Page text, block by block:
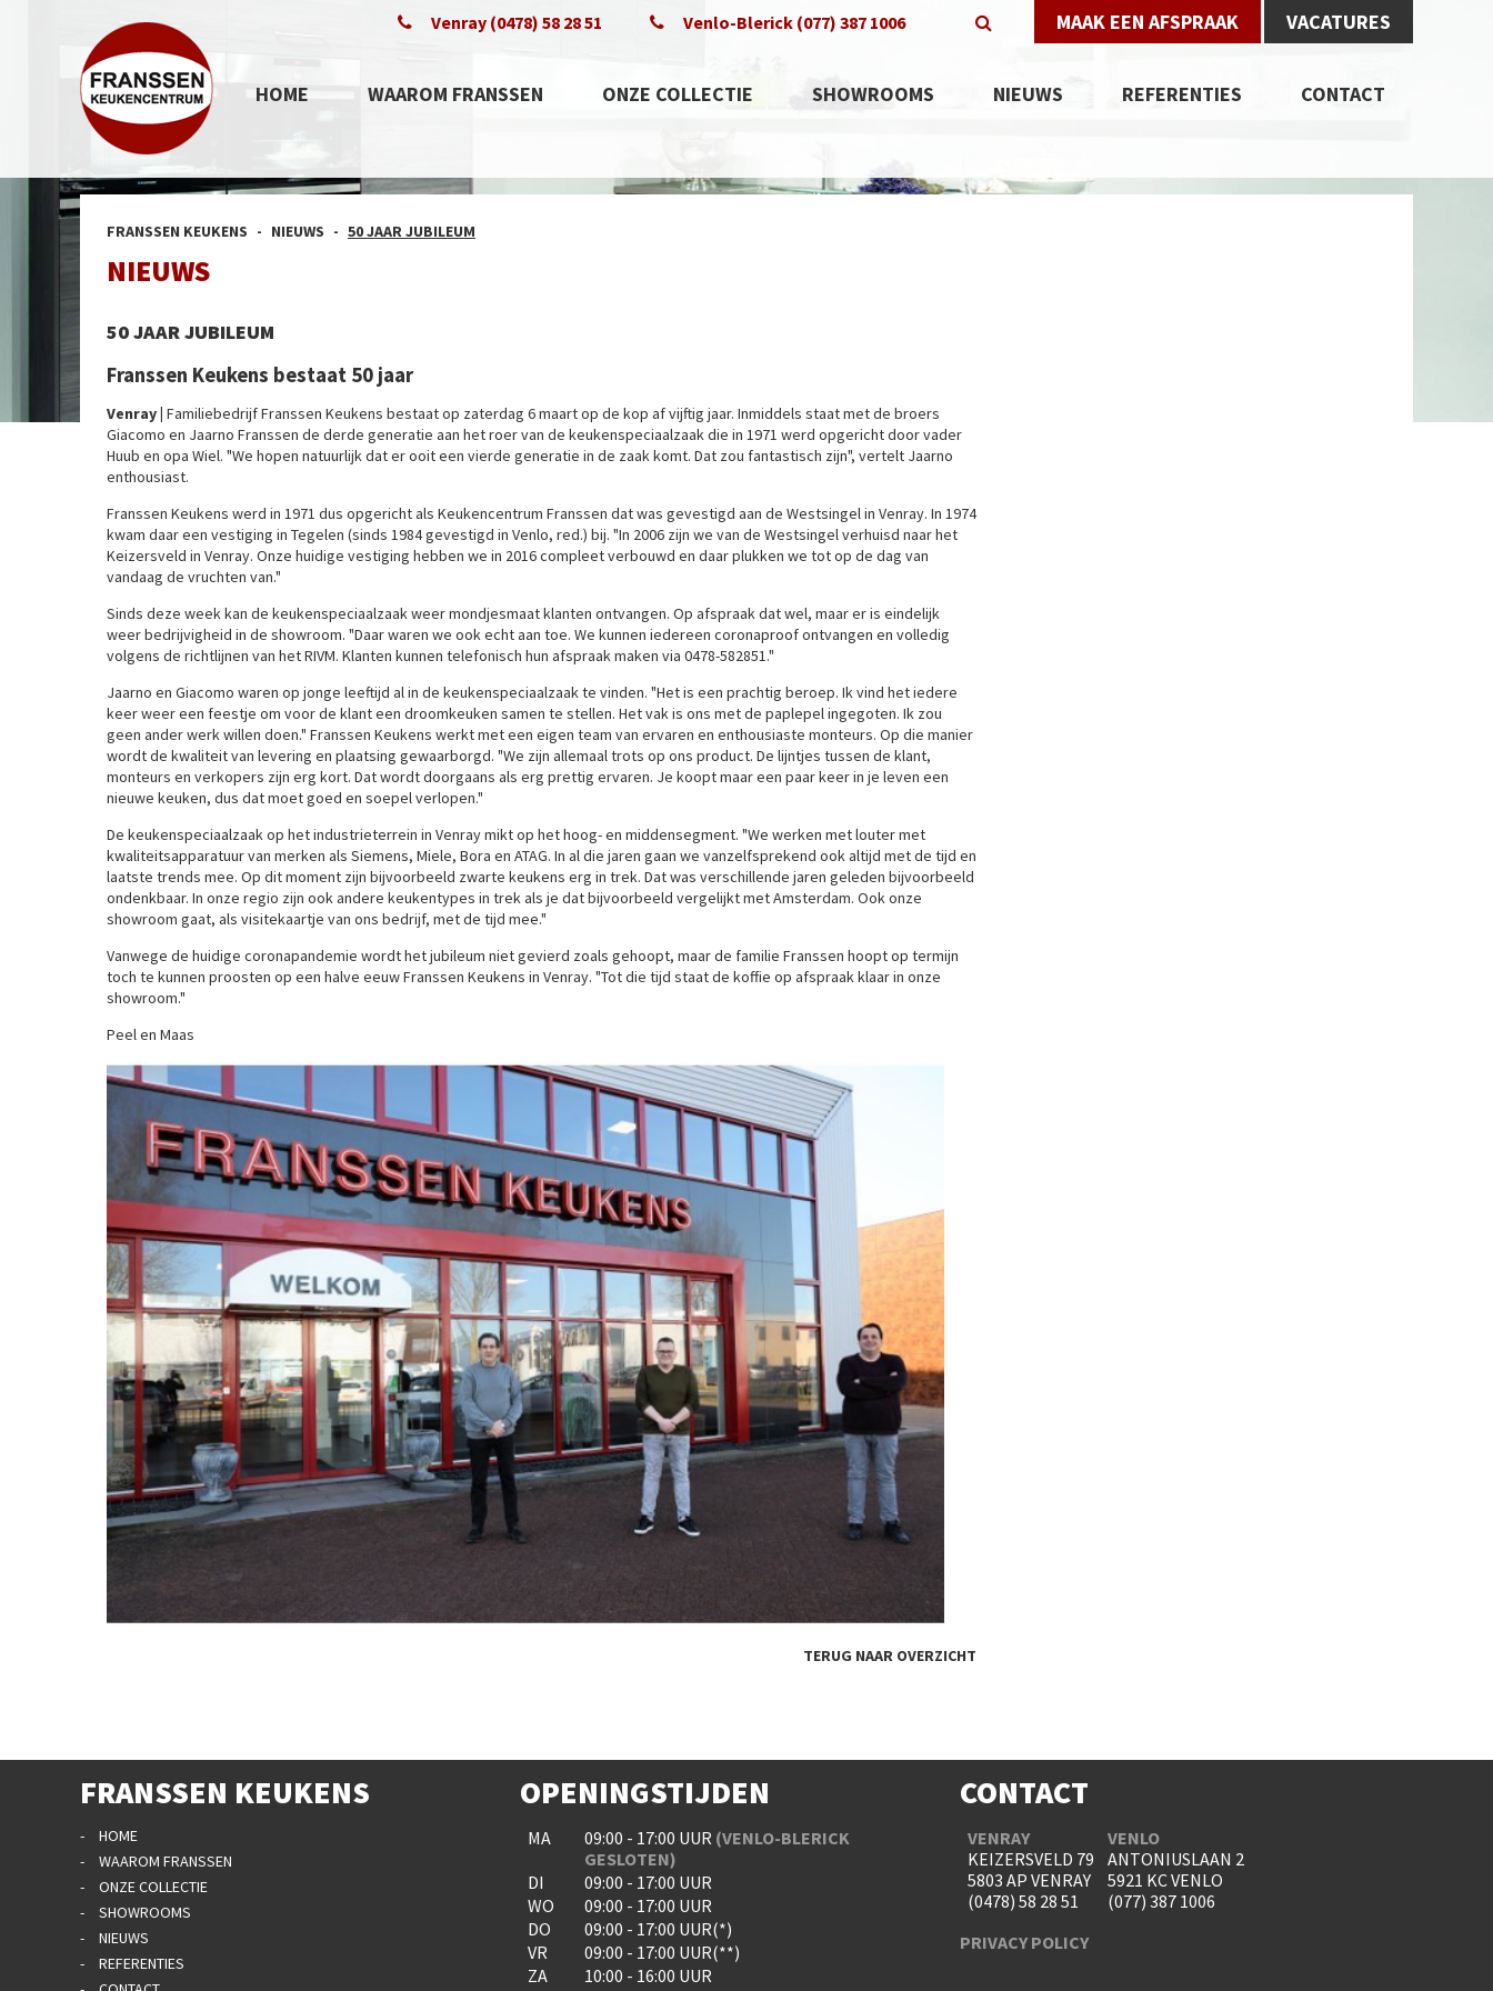
Venray (0478) 58 28 51 Venlo-Blerick (077) 387 1006 MAAK EEN AFSPRAAK VACATURES
HOME WAAROM FRANSSEN ONZE COLLECTIE SHOWROOMS NIEUWS REFERENTIES CONTACT
FRANSSEN KEUKENS NIEUWS 50 JAAR JUBILEUM
NIEUWS
50 JAAR JUBILEUM
Franssen Keukens bestaat 50 jaar
Venray | Familiebedrijf Franssen Keukens bestaat op zaterdag 6 maart op de kop af vijftig jaar. Inmiddels staat met de broers
Giacomo en Jaarno Franssen de derde generatie aan het roer van de keukenspeciaalzaak die in 1971 werd opgericht door vader
Huub en opa Wiel. "We hopen natuurlijk dat er ooit een vierde generatie in de zaak komt. Dat zou fantastisch zijn", vertelt Jaarno
enthousiast.
Franssen Keukens werd in 1971 dus opgericht als Keukencentrum Franssen dat was gevestigd aan de Westsingel in Venray. In 1974
kwam daar een vestiging in Tegelen (sinds 1984 gevestigd in Venlo, red.) bij. "In 2006 zijn we van de Westsingel verhuisd naar het
Keizersveld in Venray. Onze huidige vestiging hebben we in 2016 compleet verbouwd en daar plukken we tot op de dag van
vandaag de vruchten van."
Sinds deze week kan de keukenspeciaalzaak weer mondjesmaat klanten ontvangen. Op afspraak dat wel, maar er is eindelijk
weer bedrijvigheid in de showroom. "Daar waren we ook echt aan toe. We kunnen iedereen coronaproof ontvangen en volledig
volgens de richtlijnen van het RIVM. Klanten kunnen telefonisch hun afspraak maken via 0478-582851."
Jaarno en Giacomo waren op jonge leeftijd al in de keukenspeciaalzaak te vinden. "Het is een prachtig beroep. Ik vind het iedere
keer weer een feestje om voor de klant een droomkeuken samen te stellen. Het vak is ons met de paplepel ingegoten. Ik zou
geen ander werk willen doen." Franssen Keukens werkt met een eigen team van ervaren en enthousiaste monteurs. Op die manier
wordt de kwaliteit van levering en plaatsing gewaarborgd. "We zijn allemaal trots op ons product. De lijntjes tussen de klant,
monteurs en verkopers zijn erg kort. Dat wordt doorgaans als erg prettig ervaren. Je koopt maar een paar keer in je leven een
nieuwe keuken, dus dat moet goed en soepel verlopen."
De keukenspeciaalzaak op het industrieterrein in Venray mikt op het hoog- en middensegment. "We werken met louter met
kwaliteitsapparatuur van merken als Siemens, Miele, Bora en ATAG. In al die jaren gaan we vanzelfsprekend ook altijd met de tijd en
laatste trends mee. Op dit moment zijn bijvoorbeeld zwarte keukens erg in trek. Dat was verschillende jaren geleden bijvoorbeeld
ondenkbaar. In onze regio zijn ook andere keukentypes in trek als je dat bijvoorbeeld vergelijkt met Amsterdam. Ook onze
showroom gaat, als visitekaartje van ons bedrijf, met de tijd mee."
Vanwege de huidige coronapandemie wordt het jubileum niet gevierd zoals gehoopt, maar de familie Franssen hoopt op termijn
toch te kunnen proosten op een halve eeuw Franssen Keukens in Venray. "Tot die tijd staat de koffie op afspraak klaar in onze
showroom."
Peel en Maas
TERUG NAAR OVERZICHT
FRANSSEN KEUKENS
HOME
WAAROM FRANSSEN
ONZE COLLECTIE
SHOWROOMS
NIEUWS
REFERENTIES
OPENINGSTIJDEN
MA 09:00 - 17:00 UUR (VENLO-BLERICK
GESLOTEN)
DI
09:00 - 17:00 UUR
WO
09:00 - 17:00 UUR
DO
09:00 - 17:00 UUR(*)
VR
09:00 - 17:00 UUR(**)
ZA
10:00 - 16:00 UUR
CONTACT
VENRAY
KEIZERSVELD 79
5803 AP VENRAY
(0478) 58 28 51
VENLO
ANTONIUSLAAN 2
5921 KC VENLO
(077) 387 1006
PRIVACY POLICY